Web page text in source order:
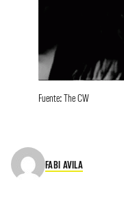
Fuente: The CW
FABI AVILA